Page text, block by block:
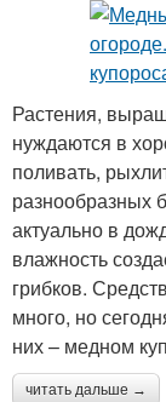
Растения,
нуждаются в
поливать,
разнообразных
актуально в
влажность
грибков.
много, но
них – медном
читать дальше →